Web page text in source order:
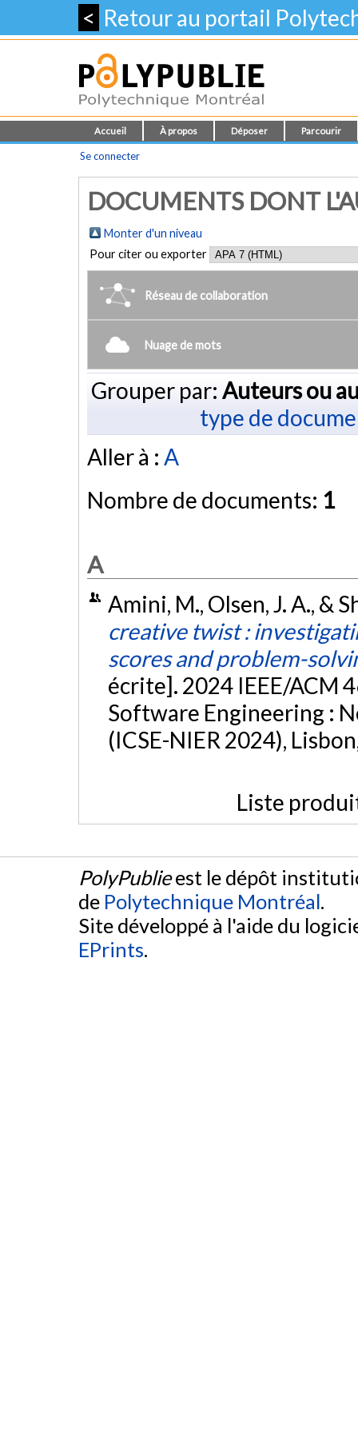
< Retour au portail
Accueil À propos Déposer Parcourir
Se connecter
DOCUMENTS DONT
Monter d'un niveau
Pour citer ou exporter
Réseau de collaboration
Nuage de mots
Grouper par: Auteurs ou
type de
Aller à : A
Nombre de documents: 1
A
Amini, M., Olsen, J. A., &
creative twist :
scores and problem-
écrite]. 2024 IEEE/ACM
Software Engineering :
(ICSE-NIER 2024),
Liste
PolyPublieest le dépôt
de Polytechnique Montréal.
Site développé à l'aide du
EPrints.